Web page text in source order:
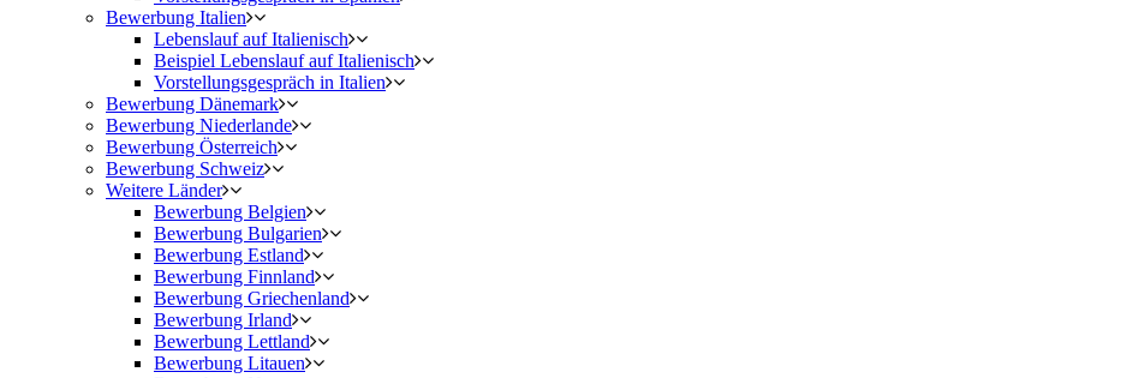
Bewerbung Italien
Lebenslauf auf Italienisch
Beispiel Lebenslauf auf Italienisch
Vorstellungsgespräch in Italien
Bewerbung Dänemark
Bewerbung Niederlande
Bewerbung Österreich
Bewerbung Schweiz
Weitere Länder
Bewerbung Belgien
Bewerbung Bulgarien
Bewerbung Estland
Bewerbung Finnland
Bewerbung Griechenland
Bewerbung Irland
Bewerbung Lettland
Bewerbung Litauen